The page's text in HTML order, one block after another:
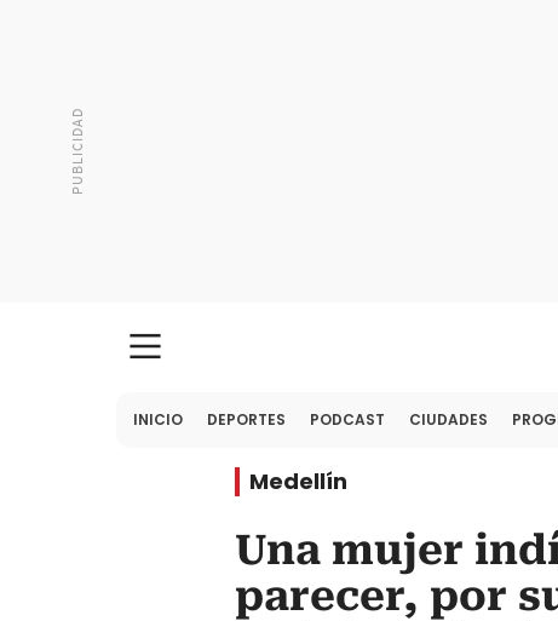
INICIO DEPORTES PODCAST CIUDADES
Medellín
Una mujer
parecer, por